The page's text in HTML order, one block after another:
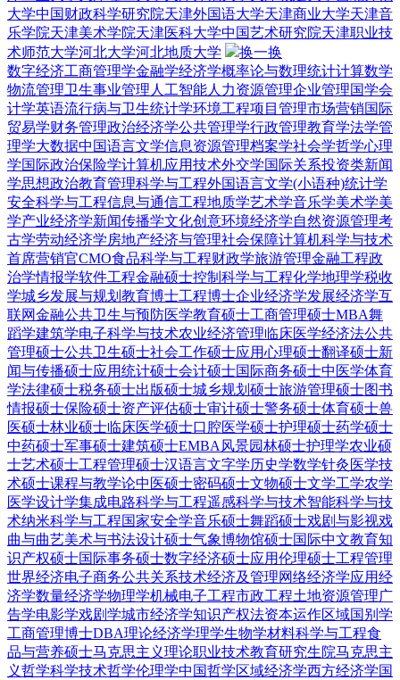
大学中国财政科学研究院天津外国语大学天津商业大学天津音
乐学院天津美术学院天津医科大学中国艺术研究院天津职业技
术师范大学河北大学河北地质大学
换一换
数字经济工商管理学金融学经济学概率论与数理统计计算数学
物流管理卫生事业管理 人工智能人力资源管理企业管理国学会
计学英语流行病与卫生统计学环境工程项目管理市场营销国际
贸易学财务管理政治经济学公共管理学行政管理教育学法学管
理学大数据中国语言文学信息资源管理档案学社会学哲学心理
学国际政治保险学计算机应用技术外交学国际关系投资类新闻
学思想政治教育管理科学与工程外国语言文学(小语种)统计学
安全科学与工程信息与通信工程地质学艺术学音乐学美术学美
学产业经济学新闻传播学文化创意环境经济学自然资源管理考
古学劳动经济学房地产经济与管理社会保障计算机科学与技术
首席营销官CMO食品科学与工程财政学旅游管理金融工程政
治学情报学软件工程金融硕士控制科学与工程化学地理学税收
学城乡发展与规划 教育博士工程博士企业经济学发展经济学互
联网金融公共卫生与预防医学教育硕士工商管理硕士MBA舞
蹈学建筑学电子科学与技术农业经济管理临床医学经济法公共
管理硕士公共卫生硕士社会工作硕士应用心理硕士翻译硕士新
闻与传播硕士应用统计硕士会计硕士国际商务硕士中医学体育
学法律硕士税务硕士出版硕士城乡规划硕士旅游管理硕士图书
情报硕士保险硕士资产评估硕士审计硕士警务硕士体育硕士兽
医硕士林业硕士临床医学硕士口腔医学硕士护理硕士药学硕士
中药硕士军事硕士建筑硕士EMBA 风景园林硕士护理学农业硕
士艺术硕士工程管理硕士汉语言文字学历史学数学针灸 医学技
术硕士课程与教学论中医硕士密码硕士文物硕士文学工学农学
医学设计学集成电路科学与工程遥感科学与技术智能科学与技
术纳米科学与工程国家安全学音乐硕士舞蹈硕士戏剧与影视戏
曲与曲艺美术与书法设计硕士气象博物馆硕士国际中文教育知
识产权硕士国际事务硕士数字经济硕士应用伦理硕士工程管理
世界经济电子商务公共关系技术经济及管理网络经济学应用经
济学数量经济学物理学机械电子工程市政工程土地资源管理广
告学电影学戏剧学城市经济学知识产权法资本运作区域国别学
工商管理博士DBA理论经济学理学生物学材料科学与工程食
品与营养硕士马克思主义理论职业技术教育研究生院马克思主
义哲学科学技术哲学伦理学中国哲学区域经济学西方经济学国